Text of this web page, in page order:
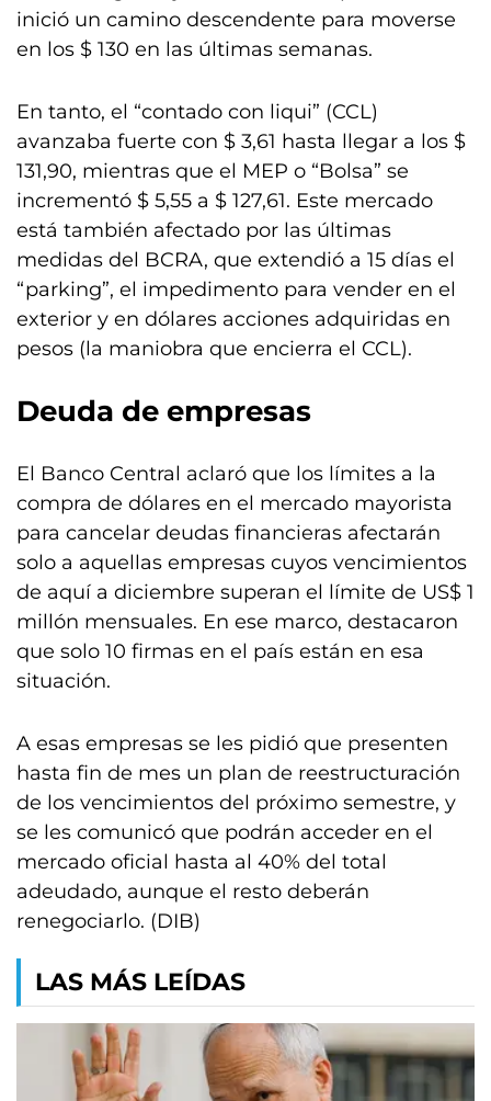
inició un camino descendente para moverse
en los $ 130 en las últimas semanas.
En tanto, el “contado con liqui” (CCL)
avanzaba fuerte con $ 3,61 hasta llegar a los $
131,90, mientras que el MEP o “Bolsa” se
incrementó $ 5,55 a $ 127,61. Este mercado
está también afectado por las últimas
medidas del BCRA, que extendió a 15 días el
“parking”, el impedimento para vender en el
exterior y en dólares acciones adquiridas en
pesos (la maniobra que encierra el CCL).
Deuda de empresas
El Banco Central aclaró que los límites a la
compra de dólares en el mercado mayorista
para cancelar deudas financieras afectarán
solo a aquellas empresas cuyos vencimientos
de aquí a diciembre superan el límite de US$ 1
millón mensuales. En ese marco, destacaron
que solo 10 firmas en el país están en esa
situación.
A esas empresas se les pidió que presenten
hasta fin de mes un plan de reestructuración
de los vencimientos del próximo semestre, y
se les comunicó que podrán acceder en el
mercado oficial hasta al 40% del total
adeudado, aunque el resto deberán
renegociarlo. (DIB)
LAS MÁS LEÍDAS